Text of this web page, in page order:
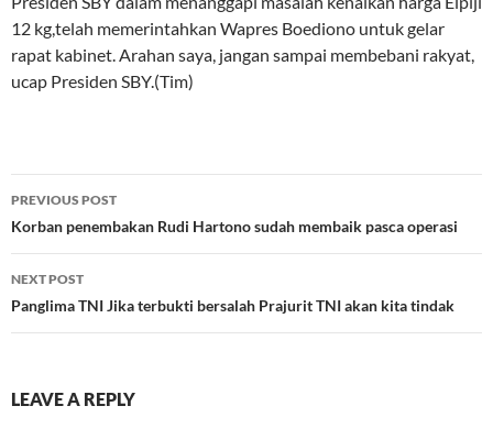
12 kg,telah memerintahkan Wapres Boediono untuk gelar
rapat kabinet. Arahan saya, jangan sampai membebani rakyat,
ucap Presiden SBY.(Tim)
Post
navigation
PREVIOUS POST
Korban penembakan Rudi Hartono sudah membaik pasca operasi
NEXT POST
Panglima TNI Jika terbukti bersalah Prajurit TNI akan kita tindak
LEAVE A REPLY